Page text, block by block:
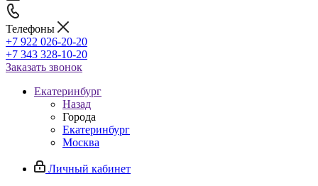
Телефоны
+7 922 026-20-20
+7 343 328-10-20
Заказать звонок
Екатеринбург
Назад
Города
Екатеринбург
Москва
Личный кабинет